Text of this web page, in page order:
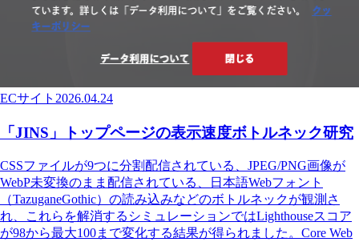
ECサイト 2026.04.24
「JINS」トップページの表示速度ボトルネック研究
CSSファイルが9つに分割配信されている、JPEG/PNG画像が
WebP未変換のまま配信されている、日本語Webフォント
（TazuganeGothic）の読み込みなどのボトルネックが観測さ
れ、これらを解消するシミュレーションではLighthouseスコア
が98から最大100まで変化する結果が得られました。Core Web